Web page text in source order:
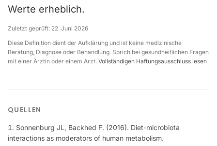
Werte erheblich.
Zuletzt geprüft: 22. Juni 2026
Diese Definition dient der Aufklärung und ist keine medizinische
Beratung, Diagnose oder Behandlung. Sprich bei gesundheitlichen Fragen
mit einer Ärztin oder einem Arzt. Vollständigen Haftungsausschluss lesen
QUELLEN
Sonnenburg JL, Backhed F. (2016). Diet-microbiota
interactions as moderators of human metabolism.